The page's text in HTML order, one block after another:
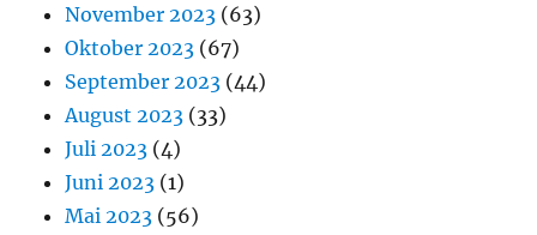
November 2023 (63)
Oktober 2023 (67)
September 2023 (44)
August 2023 (33)
Juli 2023 (4)
Juni 2023 (1)
Mai 2023 (56)